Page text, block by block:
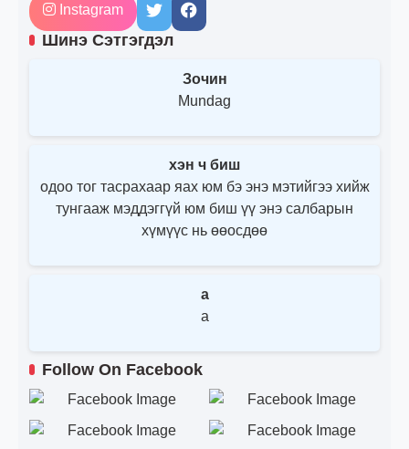
Instagram
Шинэ Сэтгэгдэл
Зочин
Mundag
хэн ч биш
одоо тог тасрахаар яах юм бэ энэ мэтийгээ хийж
тунгааж мэддэггүй юм биш үү энэ салбарын
хүмүүс нь өөосдөө
a
a
Follow On Facebook